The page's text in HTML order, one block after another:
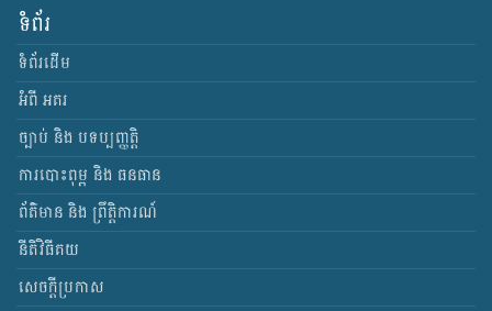
ទំព័រ
ទំព័រដើម
អំពី អគរ
ច្បាប់ និង បទប្បញ្ញត្តិ
ការបោះពុម្ព និង ធនធាន
ព័ត៌មាន និង ព្រឹត្តិការណ៍
នីតិវិធីគយ
សេចក្តីប្រកាស